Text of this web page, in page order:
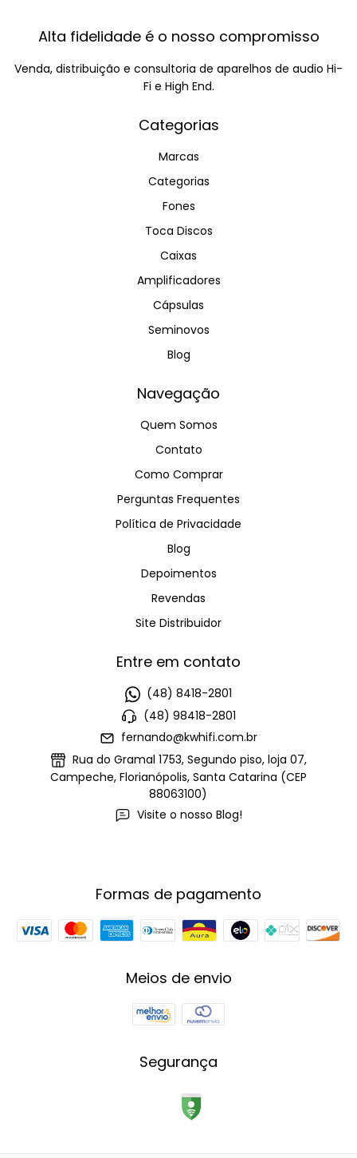
Alta fidelidade é o nosso compromisso
Venda, distribuição e consultoria de aparelhos de audio Hi-
Fi e High End.
Categorias
Marcas
Categorias
Fones
Toca Discos
Caixas
Amplificadores
Cápsulas
Seminovos
Blog
Navegação
Quem Somos
Contato
Como Comprar
Perguntas Frequentes
Política de Privacidade
Blog
Depoimentos
Revendas
Site Distribuidor
Entre em contato
(48) 8418-2801
(48) 98418-2801
fernando@kwhifi.com.br
Rua do Gramal 1753, Segundo piso, loja 07,
Campeche, Florianópolis, Santa Catarina (CEP
88063100)
Visite o nosso Blog!
Formas de pagamento
Meios de envio
Segurança